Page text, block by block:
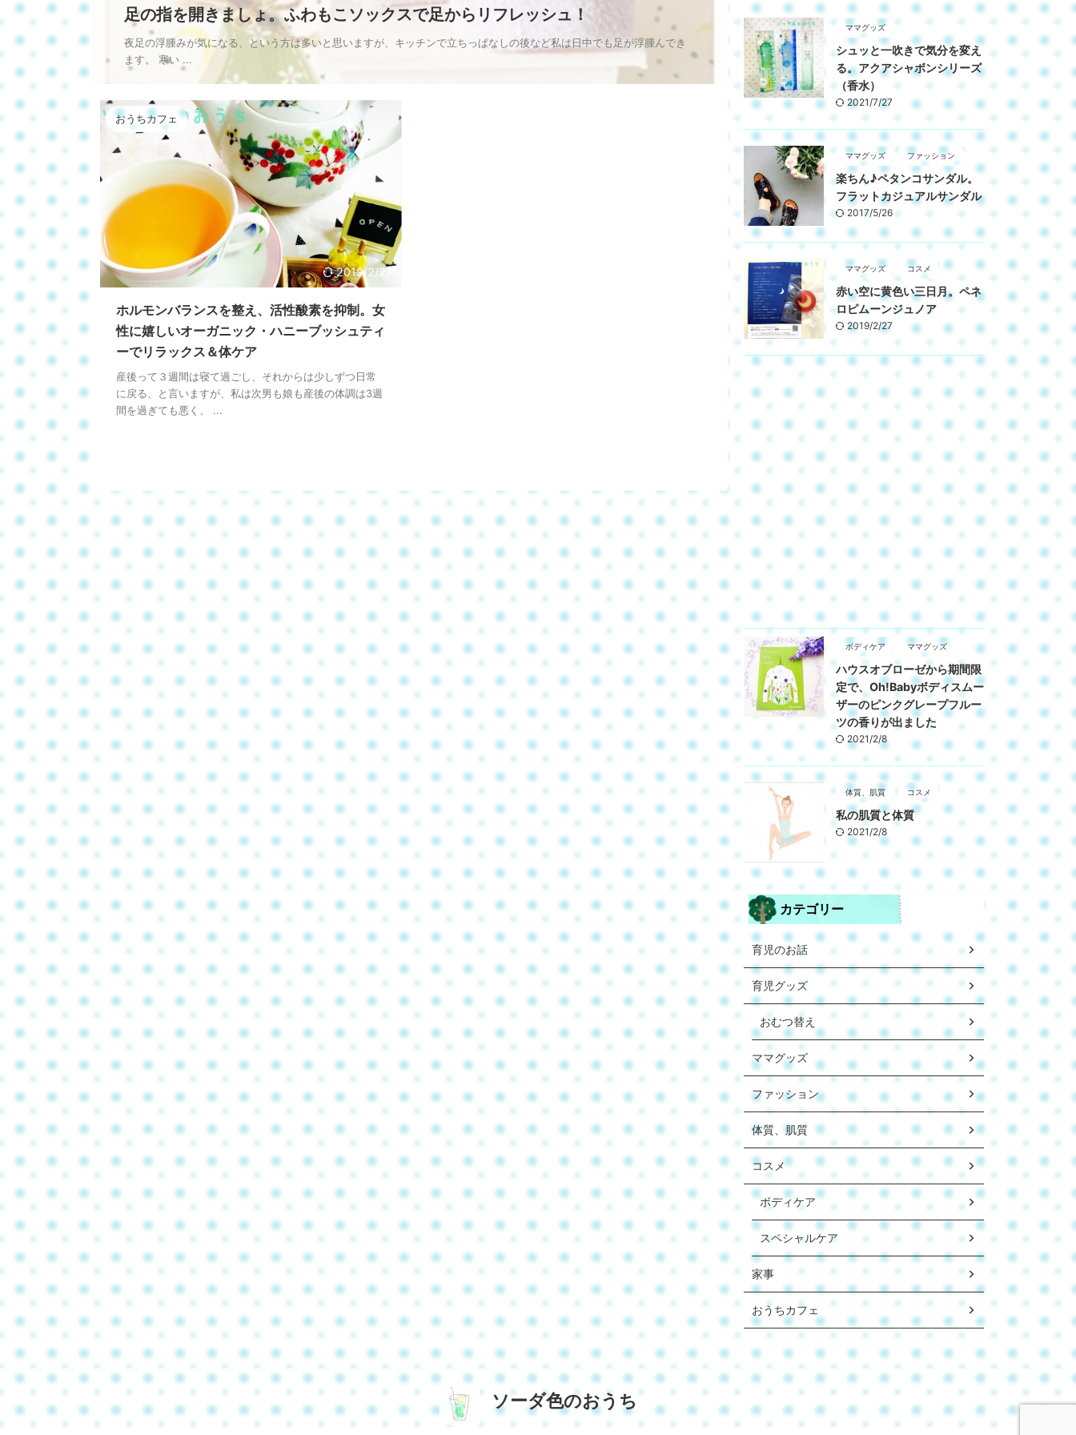
足の指を開きましょ。ふわもこソックスで足からリフレッシュ！
夜足の浮腫みが気になる、という方は多いと思いますが、キッチンで立ちっぱなしの後など私は日中でも足が浮腫んでき
ます。 寒い ...
2019/2/27
おうちカフェ
ホルモンバランスを整え、活性酸素を抑制。女
性に嬉しいオーガニック・ハニーブッシュティ
ーでリラックス＆体ケア
産後って３週間は寝て過ごし、それからは少しずつ日常
に戻る、と言いますが、私は次男も娘も産後の体調は3週
間を過ぎても悪く、 ...
ママグッズ
シュッと一吹きで気分を変え
る。アクアシャボンシリーズ
（香水）
2021/7/27
ママグッズ ファッション
楽ちん♪ペタンコサンダル。
フラットカジュアルサンダル
2017/5/26
ママグッズ コスメ
赤い空に黄色い三日月。ペネ
ロピムーンジュノア
2019/2/27
ボディケア ママグッズ
ハウスオブローゼから期間限
定で、Oh!Babyボディスムー
ザーのピンクグレープフルー
ツの香りが出ました
2021/2/8
体質、肌質 コスメ
私の肌質と体質
2021/2/8
カテゴリー
育児のお話
育児グッズ
おむつ替え
ママグッズ
ファッション
体質、肌質
コスメ
ボディケア
スペシャルケア
家事
おうちカフェ
ソーダ色のおうち